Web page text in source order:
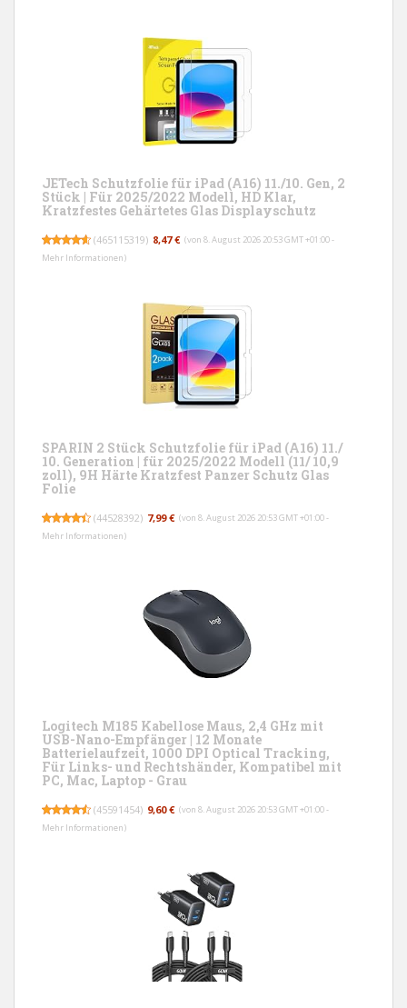
JETech Schutzfolie für iPad (A16) 11./10. Gen, 2
Stück | Für 2025/2022 Modell, HD Klar,
Kratzfestes Gehärtetes Glas Displayschutz
(465115319) 8,47 € (von 8. August 2026 20:53 GMT +01:00 -
Mehr Informationen)
SPARIN 2 Stück Schutzfolie für iPad (A16) 11./
10. Generation | für 2025/2022 Modell (11/ 10,9
zoll), 9H Härte Kratzfest Panzer Schutz Glas
Folie
(44528392) 7,99 € (von 8. August 2026 20:53 GMT +01:00 -
Mehr Informationen)
Logitech M185 Kabellose Maus, 2,4 GHz mit
USB-Nano-Empfänger | 12 Monate
Batterielaufzeit, 1000 DPI Optical Tracking,
Für Links- und Rechtshänder, Kompatibel mit
PC, Mac, Laptop - Grau
(45591454) 9,60 € (von 8. August 2026 20:53 GMT +01:00 -
Mehr Informationen)